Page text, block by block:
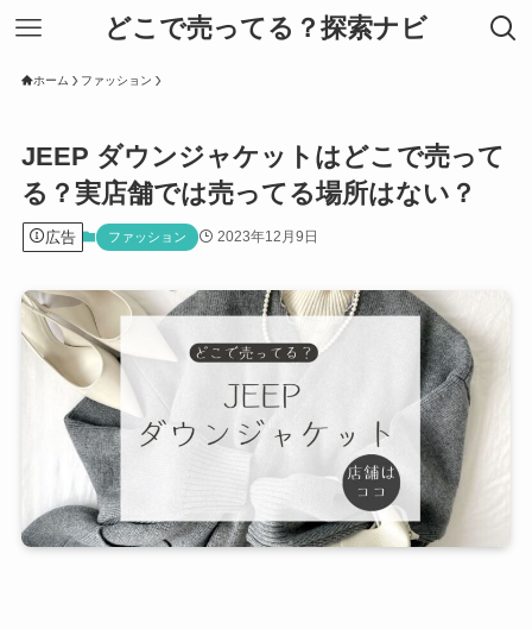
どこで売ってる？探索ナビ
ホーム ファッション
JEEP ダウンジャケットはどこで売って
る？実店舗では売ってる場所はない？
広告 ファッション 2023年12月9日